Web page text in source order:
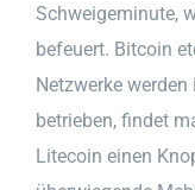
Schweigeminute,
befeuert. Bitcoin
Netzwerke
betrieben, findet
Litecoin einen